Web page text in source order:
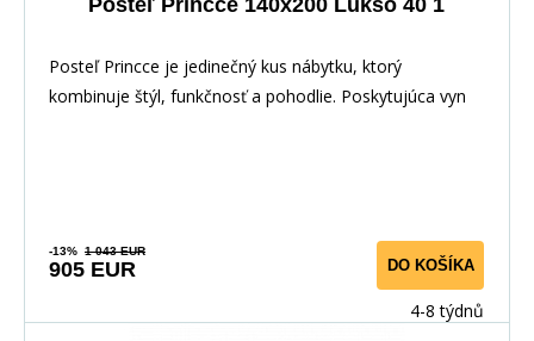
Posteľ Princce je jedinečný kus nábytku, ktorý
kombinuje štýl, funkčnosť a pohodlie. Poskytujúca vyn
-13% 1 043 EUR
905 EUR DO KOŠÍKA
4-8 týdnů